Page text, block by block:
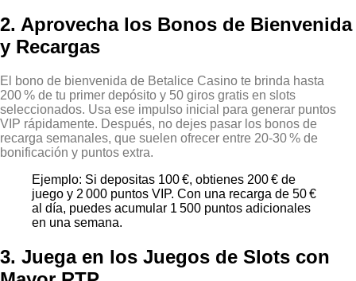
2. Aprovecha los Bonos de Bienvenida
y Recargas
El bono de bienvenida de Betalice Casino te brinda hasta
200 % de tu primer depósito y 50 giros gratis en slots
seleccionados. Usa ese impulso inicial para generar puntos
VIP rápidamente. Después, no dejes pasar los bonos de
recarga semanales, que suelen ofrecer entre 20‑30 % de
bonificación y puntos extra.
Ejemplo: Si depositas 100 €, obtienes 200 € de
juego y 2 000 puntos VIP. Con una recarga de 50 €
al día, puedes acumular 1 500 puntos adicionales
en una semana.
3. Juega en los Juegos de Slots con